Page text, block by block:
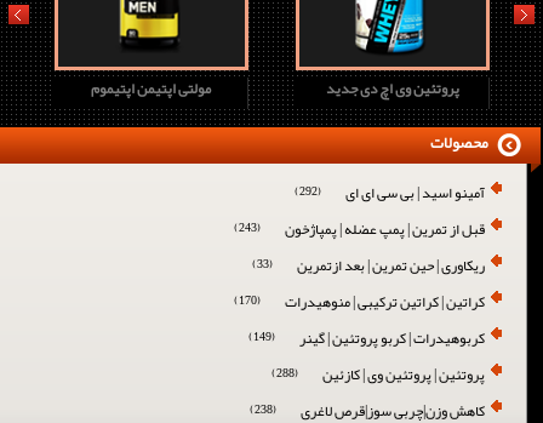
مولتی اپتیمن اپتیموم پروتئین وی اچ دی جدید
prev next
آمینو اسید | بی سی ای ای (292)
قبل از تمرین | پمپ عضله | پمپاژخون (243)
ریکاوری | حین تمرین | بعد ازتمرین (33)
کراتین | کراتین ترکیبی | منوهیدرات (170)
کربوهیدرات | کربو پروتئین | گینر (149)
پروتئین | پروتئین وی | کازئین (288)
کاهش وزن|چربی سوز|قرص لاغری (238)
محصولات